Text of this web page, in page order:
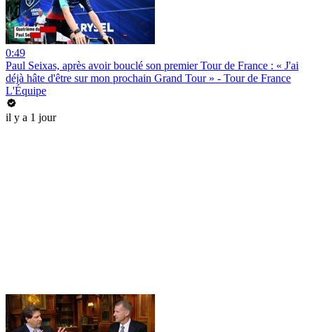
0:49
Paul Seixas, après avoir bouclé son premier Tour de France : « J'ai
déjà hâte d'être sur mon prochain Grand Tour » - Tour de France
L'Équipe
il y a 1 jour